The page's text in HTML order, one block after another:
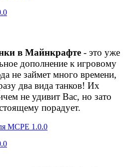
в Майнкрафте - это уже
дополнение к игровому
не займет много времени,
два вида танков! Их
не удивит Вас, но зато
порадует.
MCPE 1.0.0